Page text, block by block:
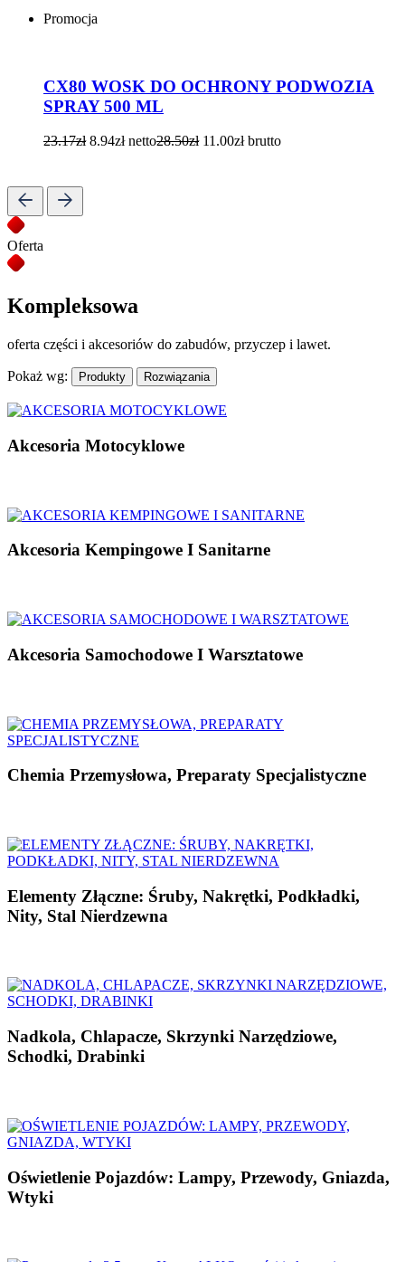
Promocja
CX80 WOSK DO OCHRONY PODWOZIA
SPRAY 500 ML
23.17zł 8.94zł netto28.50zł 11.00zł brutto
Oferta
Kompleksowa
oferta części i akcesoriów do zabudów, przyczep i lawet.
Pokaż wg: Produkty Rozwiązania
Akcesoria Motocyklowe
Akcesoria Kempingowe I Sanitarne
Akcesoria Samochodowe I Warsztatowe
Chemia Przemysłowa, Preparaty Specjalistyczne
Elementy Złączne: Śruby, Nakrętki, Podkładki,
Nity, Stal Nierdzewna
Nadkola, Chlapacze, Skrzynki Narzędziowe,
Schodki, Drabinki
Oświetlenie Pojazdów: Lampy, Przewody, Gniazda,
Wtyki